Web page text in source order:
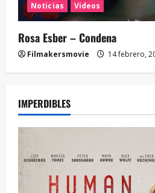
Noticias Videos
Rosa Esber – Condena
Filmakersmovie 14 febrero,
IMPERDIBLES